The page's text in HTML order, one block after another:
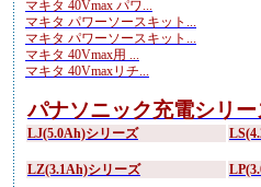
マキタ 40Vmax パワ...
マキタ パワーソースキット...
マキタ パワーソースキット...
マキタ 40Vmax用 ...
マキタ 40Vmaxリチ...
パナソニック充電シリー
LJ(5.0Ah)シリーズ
LZ(3.1Ah)シリーズ